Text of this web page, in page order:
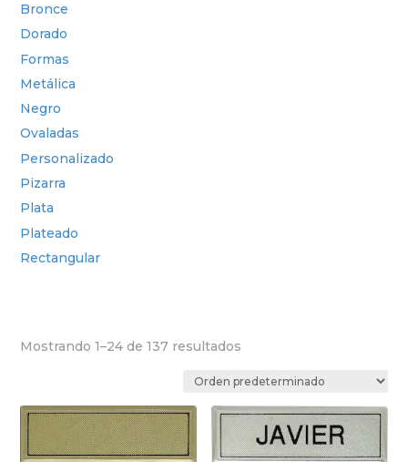
Bronce
Dorado
Formas
Metálica
Negro
Ovaladas
Personalizado
Pizarra
Plata
Plateado
Rectangular
Mostrando 1–24 de 137 resultados